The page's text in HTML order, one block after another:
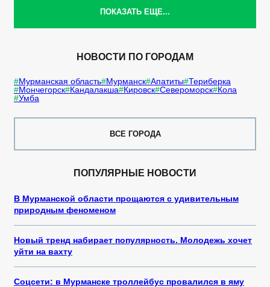
ПОКАЗАТЬ ЕЩЕ...
НОВОСТИ ПО ГОРОДАМ
Мурманская область Мурманск Апатиты Териберка
Мончегорск Кандалакша Кировск Североморск Кола
Умба
ВСЕ ГОРОДА
ПОПУЛЯРНЫЕ НОВОСТИ
В Мурманской области прощаются с удивительным
природным феноменом
Новый тренд набирает популярность. Молодежь хочет
уйти на вахту
Соцсети: в Мурманске троллейбус провалился в яму